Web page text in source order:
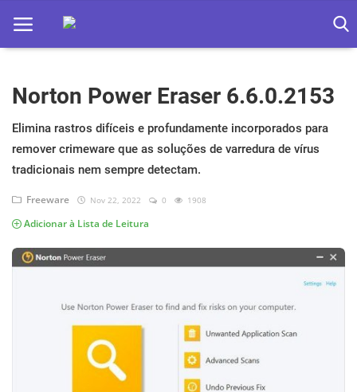
Home
Apps
Ebooks
Games
Web
Música
Jogos hoje na TV
Norton Power Eraser 6.6.0.2153
Elimina rastros difíceis e profundamente incorporados para
remover crimeware que as soluções de varredura de vírus
tradicionais nem sempre detectam.
Freeware Nov 22, 2022 0 1908
Adicionar à Lista de Leitura